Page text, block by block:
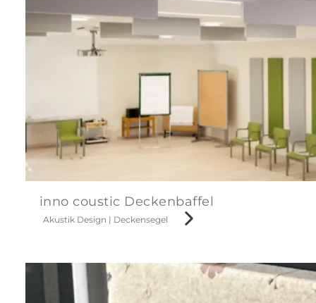
inno coustic Deckenbaffel
Akustik Design | Deckensegel